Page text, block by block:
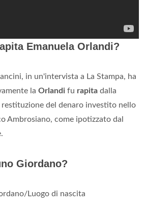
Emanuela Orlandi?
in un'intervista a La Stampa, ha
la Orlandi fu rapita dalla
restituzione del denaro investito nello
Ambrosiano, come ipotizzato dal
Giordano?
Luogo di nascita